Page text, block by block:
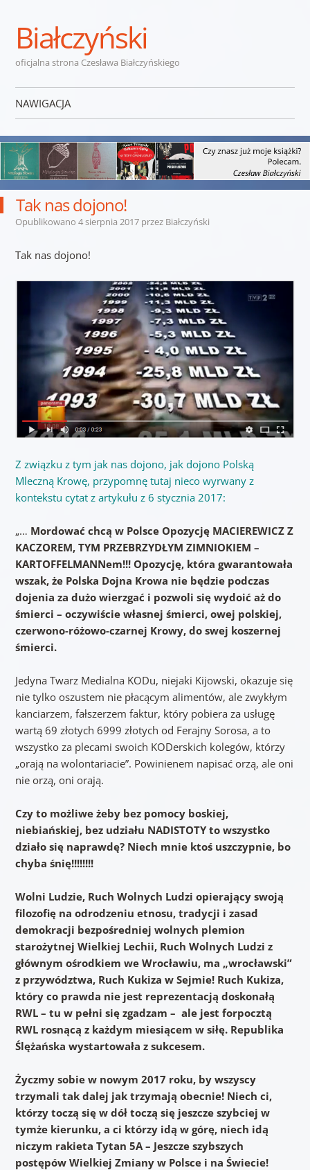
Białczyński
oficjalna strona Czesława Białczyńskiego
NAWIGACJA
Tak nas dojono!
Opublikowano 4 sierpnia 2017przez Białczyński
Tak nas dojono!
Z związku z tym jak nas dojono, jak dojono Polską
Mleczną Krowę, przypomnę tutaj nieco wyrwany z
kontekstu cytat z artykułu z 6 stycznia 2017:
„… Mordować chcą w Polsce Opozycję MACIEREWICZ Z
KACZOREM, TYM PRZEBRZYDŁYM ZIMNIOKIEM –
KARTOFFELMANNem!!! Opozycję, która gwarantowała
wszak, że Polska Dojna Krowa nie będzie podczas
dojenia za dużo wierzgać i pozwoli się wydoić aż do
śmierci – oczywiście własnej śmierci, owej polskiej,
czerwono-różowo-czarnej Krowy, do swej koszernej
śmierci.
Jedyna Twarz Medialna KODu, niejaki Kijowski, okazuje się
nie tylko oszustem nie płacącym alimentów, ale zwykłym
kanciarzem, fałszerzem faktur, który pobiera za usługę
wartą 69 złotych 6999 złotych od Ferajny Sorosa, a to
wszystko za plecami swoich KODerskich kolegów, którzy
„orają na wolontariacie”. Powinienem napisać orzą, ale oni
nie orzą, oni orają.
Czy to możliwe żeby bez pomocy boskiej,
niebiańskiej, bez udziału NADISTOTY to wszystko
działo się naprawdę? Niech mnie ktoś uszczypnie, bo
chyba śnię!!!!!!!!
Wolni Ludzie, Ruch Wolnych Ludzi opierający swoją
filozofię na odrodzeniu etnosu, tradycji i zasad
demokracji bezpośredniej wolnych plemion
starożytnej Wielkiej Lechii, Ruch Wolnych Ludzi z
głównym ośrodkiem we Wrocławiu, ma „wrocławski”
z przywództwa, Ruch Kukiza w Sejmie! Ruch Kukiza,
który co prawda nie jest reprezentacją doskonałą
RWL – tu w pełni się zgadzam – ale jest forpocztą
RWL rosnącą z każdym miesiącem w siłę. Republika
Ślężańska wystartowała z sukcesem.
Życzmy sobie w nowym 2017 roku, by wszyscy
trzymali tak dalej jak trzymają obecnie! Niech ci,
którzy toczą się w dół toczą się jeszcze szybciej w
tymże kierunku, a ci którzy idą w górę, niech idą
niczym rakieta Tytan 5A – Jeszcze szybszych
postępów Wielkiej Zmiany w Polsce i na Świecie!